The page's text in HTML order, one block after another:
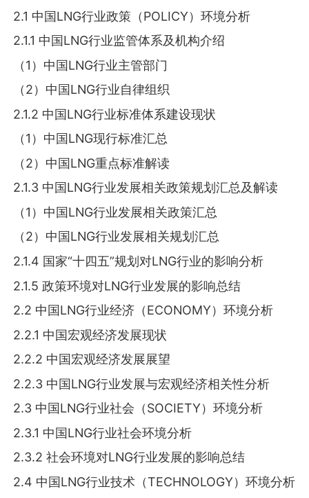
2.1 中国LNG行业政策（POLICY）环境分析
2.1.1 中国LNG行业监管体系及机构介绍
（1）中国LNG行业主管部门
（2）中国LNG行业自律组织
2.1.2 中国LNG行业标准体系建设现状
（1）中国LNG现行标准汇总
（2）中国LNG重点标准解读
2.1.3 中国LNG行业发展相关政策规划汇总及解读
（1）中国LNG行业发展相关政策汇总
（2）中国LNG行业发展相关规划汇总
2.1.4 国家“十四五”规划对LNG行业的影响分析
2.1.5 政策环境对LNG行业发展的影响总结
2.2 中国LNG行业经济（ECONOMY）环境分析
2.2.1 中国宏观经济发展现状
2.2.2 中国宏观经济发展展望
2.2.3 中国LNG行业发展与宏观经济相关性分析
2.3 中国LNG行业社会（SOCIETY）环境分析
2.3.1 中国LNG行业社会环境分析
2.3.2 社会环境对LNG行业发展的影响总结
2.4 中国LNG行业技术（TECHNOLOGY）环境分析